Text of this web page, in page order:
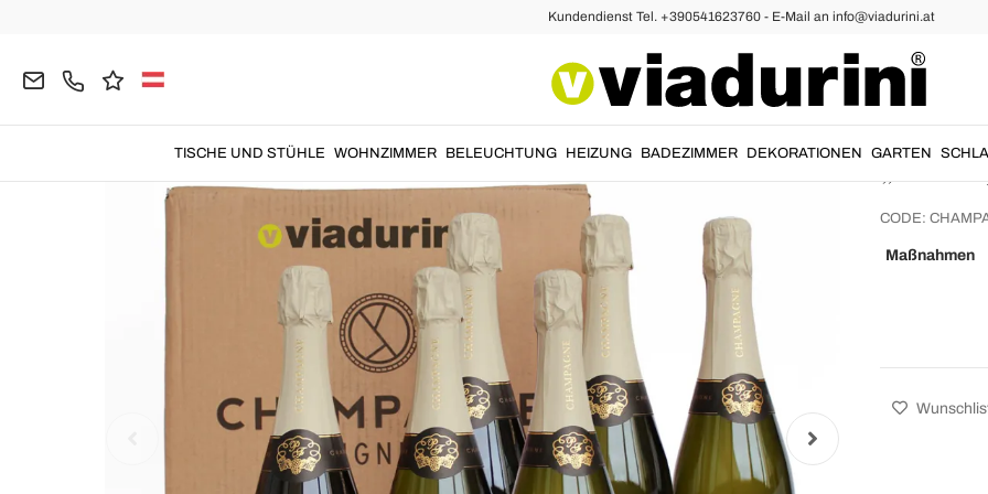
Kundendienst Tel. +390541623760 - E-Mail an info@viadurini.at
TISCHE UND STÜHLE WOHNZIMMER BELEUCHTUNG HEIZUNG BADEZIMMER DEKORATIONEN GARTEN
für
CODE:
Maßnahmen